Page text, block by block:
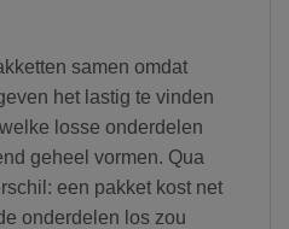
samen omdat
het lastig te vinden
losse onderdelen
geheel vormen. Qua
een pakket kost net
onderdelen los zou